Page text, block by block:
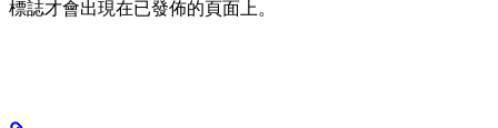
標誌才會出現在已發佈的頁面上。